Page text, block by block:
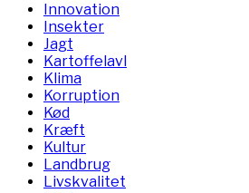
Innovation
Insekter
Jagt
Kartoffelavl
Klima
Korruption
Kød
Kræft
Kultur
Landbrug
Livskvalitet